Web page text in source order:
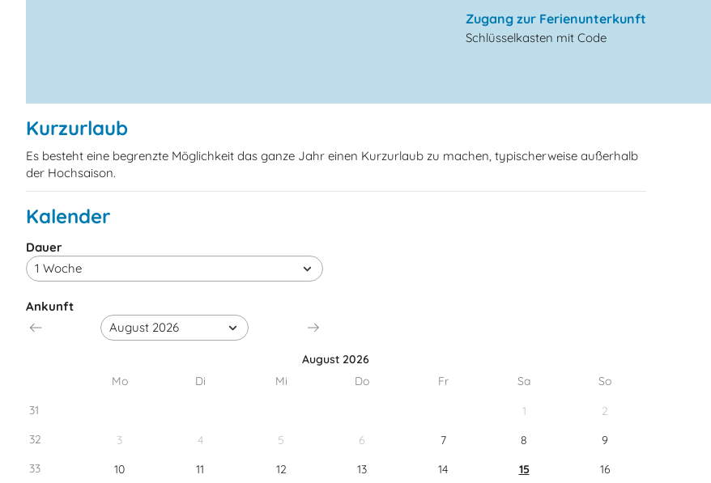
Zugang zur Ferienunterkunft
Schlüsselkasten mit Code
Kurzurlaub
Es besteht eine begrenzte Möglichkeit das ganze Jahr einen Kurzurlaub zu machen, typischerweise außerhalb
der Hochsaison.
Kalender
Ankunft
August 2026
Mo
Di Mi Do Fr Sa
So
31
1
2
32
3 4 5 6 7 8
9
33
10 11 12 13 14 15 16
Dauer